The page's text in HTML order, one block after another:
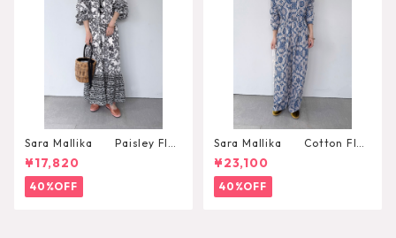
Sara Mallika Paisley Flo
wer Print Dress
¥17,820
40%OFF
Sara Mallika Cotton Flo
wer Signal Print All In One
¥23,100
40%OFF